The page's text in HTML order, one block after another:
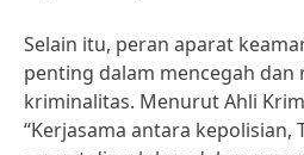
Selain itu, peran aparat
penting dalam mencegah
kriminalitas. Menurut Ahli
“Kerjasama antara kepolisian,